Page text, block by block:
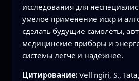
исследования для
умелое применение искр и
сделать будущие самолёты,
медицинские приборы и
системы легче и надёжнее.
Цитирование: Vellingiri, S.,